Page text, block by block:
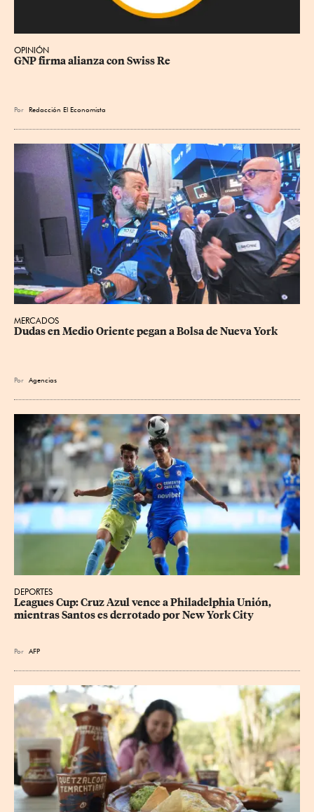
OPINIÓN
GNP firma alianza con Swiss Re
Por Redacción El Economista
MERCADOS
Dudas en Medio Oriente pegan a Bolsa de Nueva York
Por Agencias
DEPORTES
Leagues Cup: Cruz Azul vence a Philadelphia Unión,
mientras Santos es derrotado por New York City
Por AFP